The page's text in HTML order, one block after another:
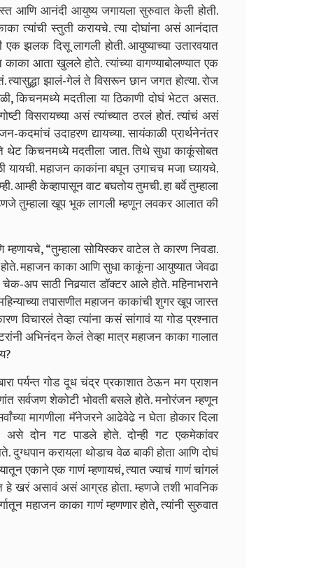
आणि आनंदी आयुष्य जगायला सुरुवात केली होती.
त्यांची स्तुती करायचे. त्या दोघांना असं आनंदात
एक झलक दिसू लागली होती. आयुष्याच्या उतारवयात
काका आता खुलले होते. त्यांच्या वागण्याबोलण्यात एक
झालं-गेलं ते विसरून छान जगत होत्या. रोज
किचनमध्ये मदतीला या ठिकाणी दोघं भेटत असत.
विसरायच्या असं त्यांच्यात ठरलं होतं. त्यांचं असं
कदमांचं उदाहरण द्यायच्या. सायंकाळी प्रार्थनेनंतर
थेट किचनमध्ये मदतीला जात. तिथे सुधा काकूंसोबत
यायची. महाजन काकांना बघून उगाचच मजा घ्यायचे.
आम्ही केव्हापासून वाट बघतोय तुमची. हा बर्वे तुम्हाला
तुम्हाला खूप भूक लागली म्हणून लवकर आलात की
“तुम्हाला सोयिस्कर वाटेल ते कारण निवडा.
महाजन काका आणि सुधा काकूंना आयुष्यात जेवढा
अप साठी निवर्‍यात डॉक्टर आले होते. महिनाभराने
तपासणीत महाजन काकांची शुगर खूप जास्त
विचारलं तेव्हा त्यांना कसं सांगावं या गोड प्रश्नात
अभिनंदन केलं तेव्हा मात्र महाजन काका गालात
पर्यन्त गोड दूध चंद्र प्रकाशात ठेऊन मग प्राशन
सर्वजण शेकोटी भोवती बसले होते. मनोरंजन म्हणून
मागणीला मॅनेजरने आढेवेढे न घेता होकार दिला
असे दोन गट पाडले होते. दोन्ही गट एकमेकांवर
दुग्धपान करायला थोडाच वेळ बाकी होता आणि दोघं
एकाने एक गाणं म्हणायचं, त्यात ज्याचं गाणं चांगलं
असावं असं आग्रह होता. म्हणजे तशी भावनिक
महाजन काका गाणं म्हणणार होते, त्यांनी सुरुवात